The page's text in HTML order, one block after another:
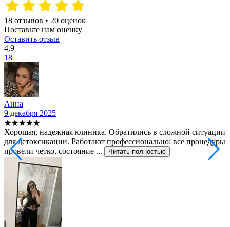
18 отзывов • 20 оценок
Поставьте нам оценку
Оставить отзыв
4,9
18
Анна
9 декабря 2025
★★★★★
Хорошая, надежная клиника. Обратились в сложной ситуации
для детоксикации. Работают профессионально: все процедуры
провели четко, состояние ...
Читать полностью